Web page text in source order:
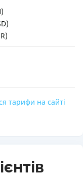
тарифи на сайті